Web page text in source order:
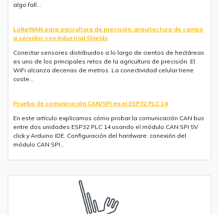
coste...
Prueba de comunicación CAN/SPI en el ESP32 PLC 14
entre dos unidades ESP32 PLC 14 usando el módulo CAN SPI 5V
click y Arduino IDE. Configuración del hardware: conexión del
módulo CAN SPI...
conectividad Ethernet en cualquier ESP32 PLC o M-Duino PLC de
Industrial Shields, usando la librería Ethernet de Arduino. El sketch
de ejemplo c...
Envío de mensajes SMS o Telegram con un ESP32 PLC 14 con 4G
Introducción La integración de la comunicación 4G en PLCs
basados en ESP32 abre un sinfín de posibilidades para el IoT y la
automatización industrial. En una entrada anterior del blog,​ "Cómo